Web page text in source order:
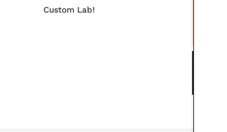
Custom Lab!